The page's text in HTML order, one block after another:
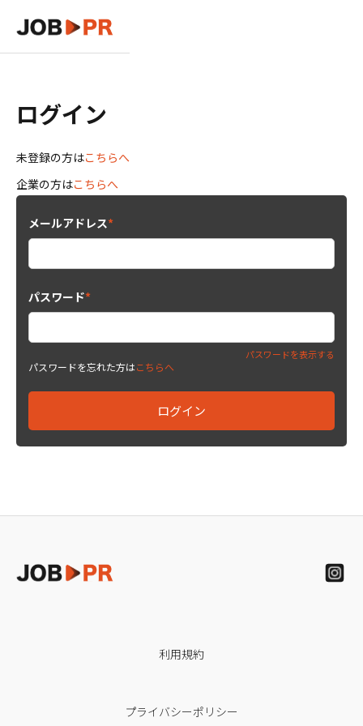
ログイン
未登録の方はこちらへ
企業の方はこちらへ
メールアドレス*
パスワード*
パスワードを表示する
パスワードを忘れた方はこちらへ
利用規約
プライバシーポリシー